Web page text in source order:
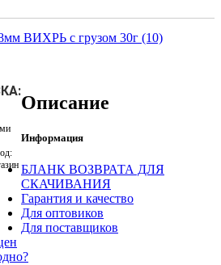
Описание
Информация
БЛАНК ВОЗВРАТА ДЛЯ
СКАЧИВАНИЯ
Гарантия и качество
Для оптовиков
Для поставщиков